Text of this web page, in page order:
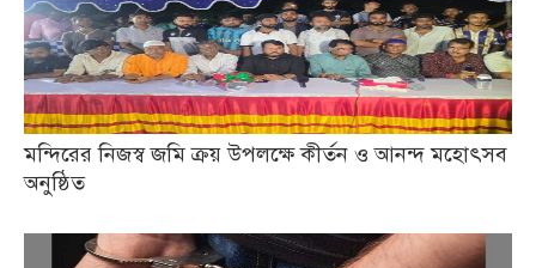
মন্দিরের নিজস্ব জমি ক্রয় উপলক্ষে কীর্তন ও আনন্দ মহোৎসব
অনুষ্ঠিত